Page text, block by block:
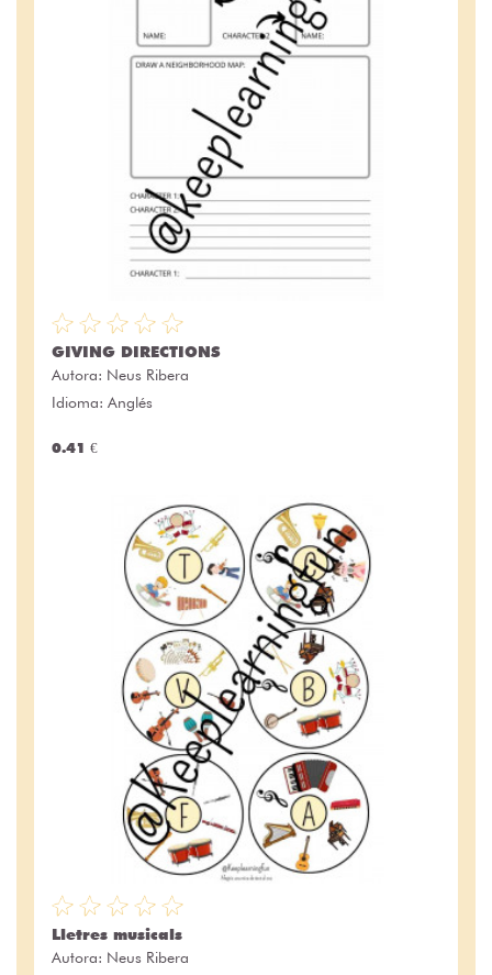
GIVING DIRECTIONS
Autora: Neus Ribera
Idioma: Anglés
0.41 €
Lletres musicals
Autora: Neus Ribera